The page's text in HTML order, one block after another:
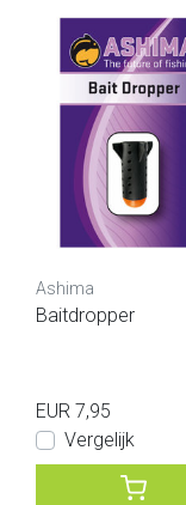
Ashima
Baitdropper
EUR 7,95
Vergelijk